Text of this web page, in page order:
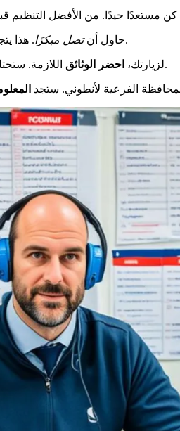
حاول أنتصل مبكرًا . هذا يتجنب التأخيرات. فكر في المشاكل مثل الازدحام أو تأخيرات الحافلات.
لزيارتك، احضر الوثائق اللازمة. ستحتاج إلى هويتك وأوراق أخرى. تأكد من أن لديك كل شيء قبل المغادرة.
الفرعية لأنطوني. ستجد